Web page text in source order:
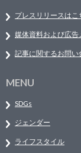
プレスリリースはこ
媒体資料および広告
記事に関するお問い
MENU
SDGs
ジェンダー
ライフスタイル